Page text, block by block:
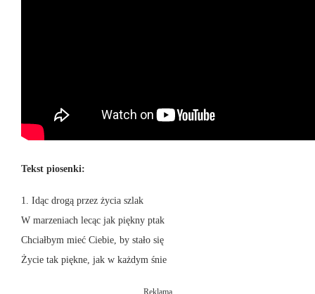
Tekst piosenki:
1. Idąc drogą przez życia szlak
W marzeniach lecąc jak piękny ptak
Chciałbym mieć Ciebie, by stało się
Życie tak piękne, jak w każdym śnie